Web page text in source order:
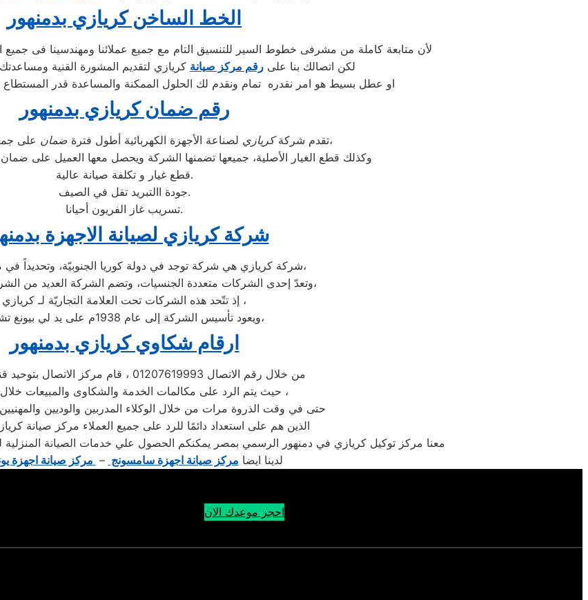
الخط الساخن كريازي بدمنهور
لأن متابعة كاملة من مشرفى خطوط السير للتنسيق التام مع جميع عملائنا ومهندسينا فى جميع
لكن اتصالك بنا على رقم مركز صيانة كريازي لتقديم المشورة القنية
او عطل بسيط هو امر نقدره تمام ونقدم لك الحلول الممكنة والمساعدة قدر المستطاع
رقم ضمان كريازي بدمنهور
تقدم شركةكريازي لصناعة الأجهزة الكهربائية أطول فترةضمان
على جميع الأجهزة المنزلية،
وكذلك قطع الغيار الأصلية، جميعها تضمنها الشركة ويحصل معها العميل على
قطع غيار و تكلفة صيانة عالية.
جودة االتبريد تقل في الصيف.
تسريب غاز الفريون أحيانا.
شركة كريازي لصيانة الاجهزة
شركة كريازي هي شركة توجد في دولة كوريا الجنوبيّة، وتحديداً في مدينة سيؤول،
وتعدّ إحدى الشركات متعددة الجنسيات، وتضم الشركة العديد من الشركات التابعة لها،
إذ تتّحد هذه الشركات تحت العلامة التجاريّة لـ كريازي ،
ويعود تأسيس الشركة إلى عام 1938م على يد لي بيونغ تشول،
ارقام شكاوي كريازي بدمنهور
من خلال رقم الاتصال 01207619993 ، قام مركز الاتصال بتوحيد قنوات الاتصال
حيث يتم الرد على مكالمات الخدمة والشكاوى والمبيعات خلال 30 ثانية ،
حتى في وقت الذروة مرات من خلال الوكلاء المدربين والوديين
الذين هم على استعداد دائمًا للرد على جميع العملاء مركز صيانة
معنا مركز توكيل كريازي في دمنهور الرسمي بمصر يمكنكم الحصول علي خدمات الصيانة المنزلية
لدينا ايضا مركز صيانة اجهزة سامسونج – مركز صيانة اجهزة
احجز موعدك الان